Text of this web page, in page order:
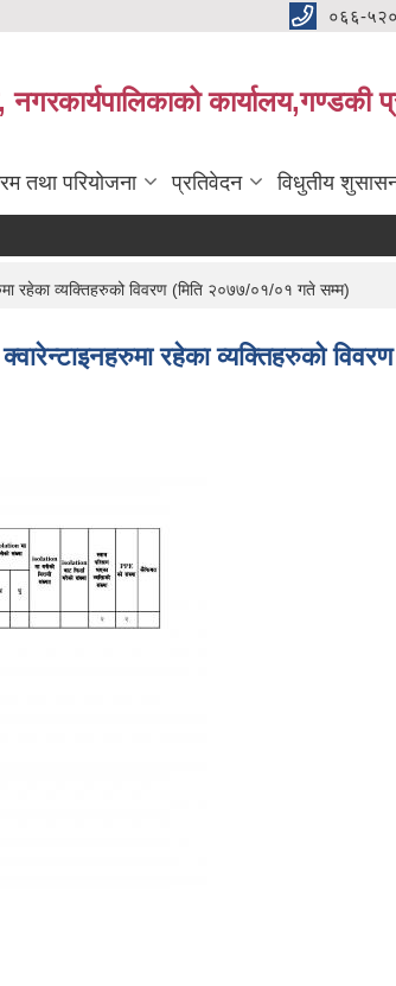
०६६-
कार्यालय,गण्डकी
तथा परियोजना प्रतिवेदन विधुतीय
रहेका व्यक्तिहरुको विवरण (मिति २०७७/०१/०१ गते सम्म)
क्वारेन्टाइनहरुमा रहेका व्यक्तिहरुको